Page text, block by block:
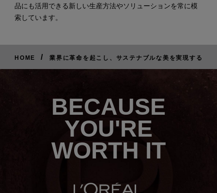
品にも活用できる新しい生産方法やソリューションを常に模
索しています。
HOME / 業界に革命を起こし、サステナブルな美を実現する
BECAUSE
YOU'RE
WORTH IT